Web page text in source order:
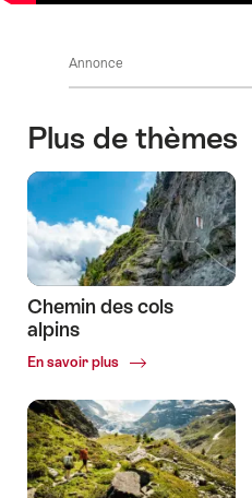
Annonce
Plus de thèmes
Chemin des cols
alpins
En savoir plus
Common.Of
des
cols
alpins